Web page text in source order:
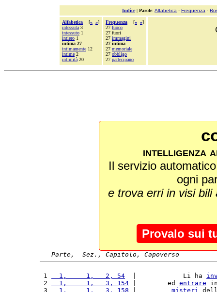
Indice| Parole: Alfabetica - Frequenza -
Alfabetica [« »]
intessuta 3
intessuto 1
intiero 1
intima 27
intimamente 12
intime 2
intimità 20
Frequenza [« »]
27 fuoco
27 fuori
27 immagini
27 intima
27 memoriale
27 obbligo
27 partecipano
intelligenza
Il servizio
ogni
e trova erri in visi
Provalo sui
Parte,  Sez., Capitolo, Capoverso
1
  1,     1,   2, 54
  |            Li ha
2
  1,     1,   3, 154
|        ed entrare
3
  1,     1,   3, 158
misteri